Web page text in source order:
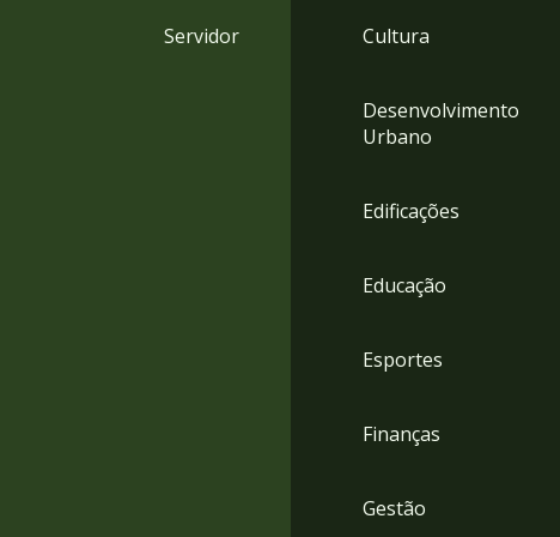
Servidor Cultura
Desenvolvimento
Urbano
Edificações
Educação
Esportes
Finanças
Gestão